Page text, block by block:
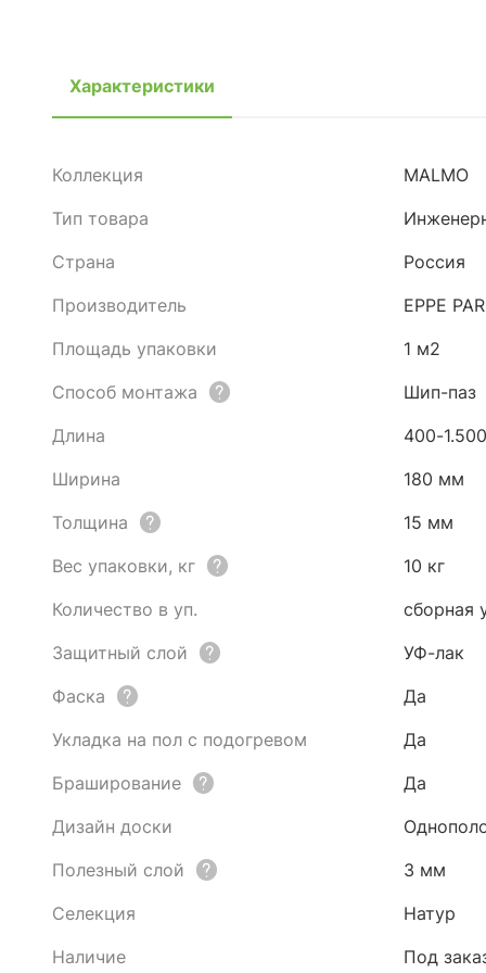
Характеристики
Коллекция
MALMO
Тип товара
Страна
Россия
Производитель
EPPE
Площадь упаковки
1 м2
Способ монтажа
Шип-паз
Длина
400-
Ширина
180 мм
Толщина
15 мм
Вес упаковки, кг
10 кг
Количество в уп.
сборная
Защитный слой
УФ-лак
Фаска
Да
Укладка на пол с подогревом
Да
Браширование
Да
Дизайн доски
Полезный слой
3 мм
Селекция
Натур
Наличие
Под